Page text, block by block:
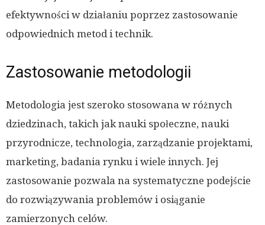
efektywności w działaniu poprzez zastosowanie
odpowiednich metod i technik.
Zastosowanie metodologii
Metodologia jest szeroko stosowana w różnych
dziedzinach, takich jak nauki społeczne, nauki
przyrodnicze, technologia, zarządzanie projektami,
marketing, badania rynku i wiele innych. Jej
zastosowanie pozwala na systematyczne podejście
do rozwiązywania problemów i osiąganie
zamierzonych celów.